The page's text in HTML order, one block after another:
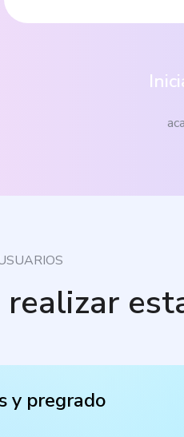
y pregrado